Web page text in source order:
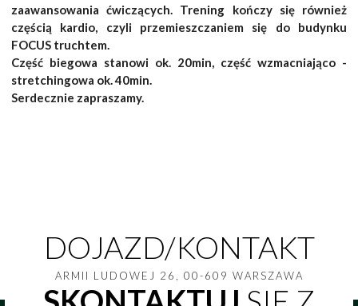
zaawansowania ćwiczących. Trening kończy się również
częścią kardio, czyli przemieszczaniem się do budynku
FOCUS truchtem.
Część biegowa stanowi ok. 20min, część wzmacniająco -
stretchingowa ok. 40min.
Serdecznie zapraszamy.
DOJAZD/KONTAKT
ARMII LUDOWEJ 26, 00-609 WARSZAWA